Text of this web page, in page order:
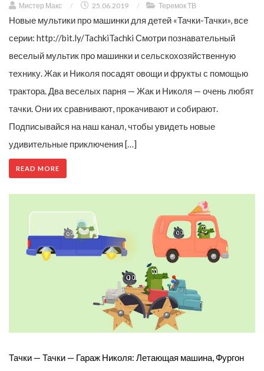
Мистер Макс / 25.06.2019 / Теремок ТВ
Новые мультики про машинки для детей «Тачки-Тачки», все
серии: http://bit.ly/TachkiTachki Смотри познавательный
веселый мультик про машинки и сельскохозяйственную
технику. Жак и Николя посадят овощи и фрукты с помощью
трактора. Два веселых парня — Жак и Николя — очень любят
тачки. Они их сравнивают, прокачивают и собирают.
Подписывайся на наш канал, чтобы увидеть новые
удивительные приключения […]
READ MORE
Тачки — Тачки — Гараж Николя: Летающая машина, Фургон